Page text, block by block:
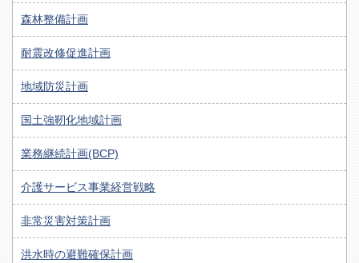
森林整備計画
耐震改修促進計画
地域防災計画
国土強靭化地域計画
業務継続計画(BCP)
介護サービス事業経営戦略
非常災害対策計画
洪水時の避難確保計画